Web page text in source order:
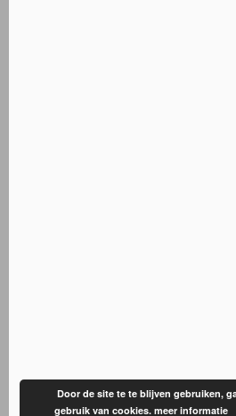
Door de site te te blijven gebruiken,
gebruik van cookies.meer informatie